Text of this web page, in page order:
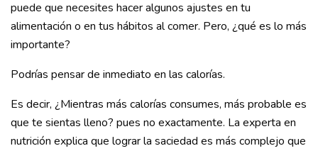
puede que necesites hacer algunos ajustes en tu
alimentación o en tus hábitos al comer. Pero, ¿qué es lo más
importante?
Podrías pensar de inmediato en las calorías.
Es decir, ¿Mientras más calorías consumes, más probable es
que te sientas lleno? pues no exactamente. La experta en
nutrición explica que lograr la saciedad es más complejo que